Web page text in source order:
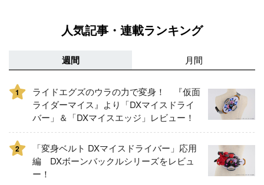
人気記事・連載ランキング
週間 月間
1
ライドエグズのウラの力で変身！ 『仮面
ライダーマイス』より「DXマイスドライ
バー」＆「DXマイスエッジ」レビュー！
2
「変身ベルト DXマイスドライバー」応用
編 DXボーンバックルシリーズをレビュ
ー！